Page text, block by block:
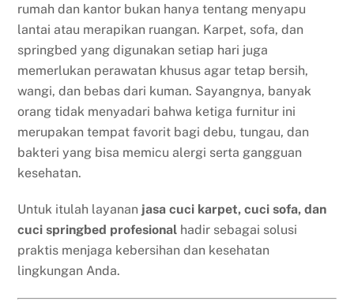
rumah dan kantor bukan hanya tentang menyapu
lantai atau merapikan ruangan. Karpet, sofa, dan
springbed yang digunakan setiap hari juga
memerlukan perawatan khusus agar tetap bersih,
wangi, dan bebas dari kuman. Sayangnya, banyak
orang tidak menyadari bahwa ketiga furnitur ini
merupakan tempat favorit bagi debu, tungau, dan
bakteri yang bisa memicu alergi serta gangguan
kesehatan.
Untuk itulah layanan jasa cuci karpet, cuci sofa, dan
cuci springbed profesional hadir sebagai solusi
praktis menjaga kebersihan dan kesehatan
lingkungan Anda.